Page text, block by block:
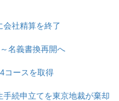
社精算を終了
名義書換再開へ
コースを取得
続申立てを東京地裁が棄却